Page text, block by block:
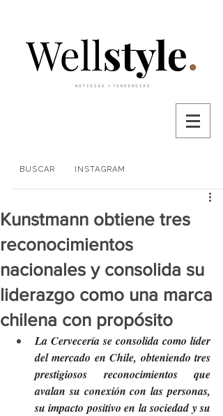
BUSCAR INSTAGRAM
Kunstmann obtiene tres
reconocimientos
nacionales y consolida su
liderazgo como una marca
chilena con propósito
La Cervecería se consolida como líder
del mercado en Chile, obteniendo tres
prestigiosos reconocimientos que
avalan su conexión con las personas,
su impacto positivo en la sociedad y su